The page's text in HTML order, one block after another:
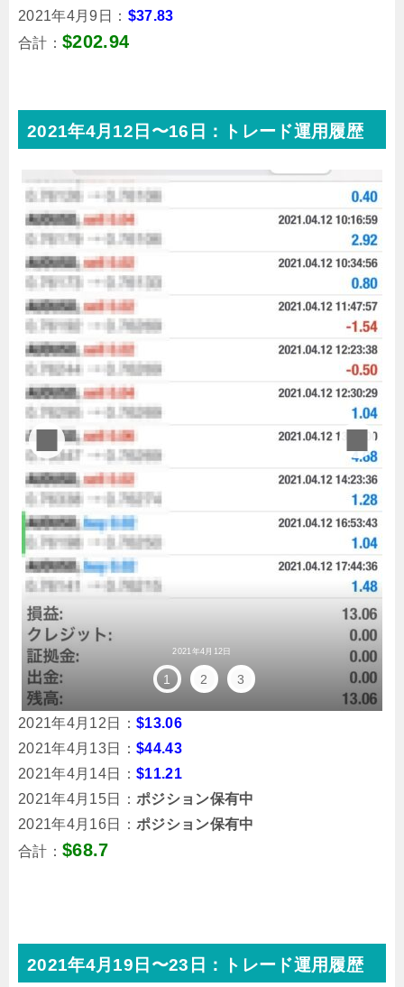
2021年4月9日： $37.83
合計：$202.94
2021年4月12日〜16日：トレード運用履歴
2021年4月12日
1 2 3
2021年4月12日： $13.06
2021年4月13日： $44.43
2021年4月14日： $11.21
2021年4月15日： ポジション保有中
2021年4月16日： ポジション保有中
合計：$68.7
2021年4月19日〜23日：トレード運用履歴